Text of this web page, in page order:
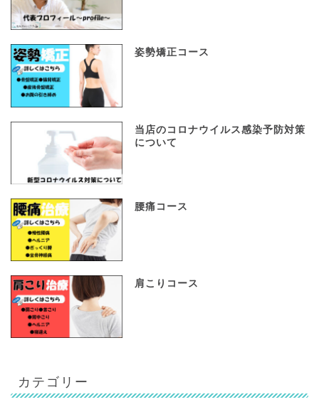
姿勢矯正コース
当店のコロナウイルス感染予防対策
について
腰痛コース
肩こりコース
カテゴリー